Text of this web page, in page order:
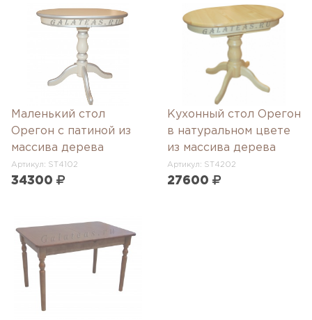
Маленький стол
Орегон с патиной из
массива дерева
Артикул: ST4102
34300
Кухонный стол Орегон
в натуральном цвете
из массива дерева
Артикул: ST4202
27600